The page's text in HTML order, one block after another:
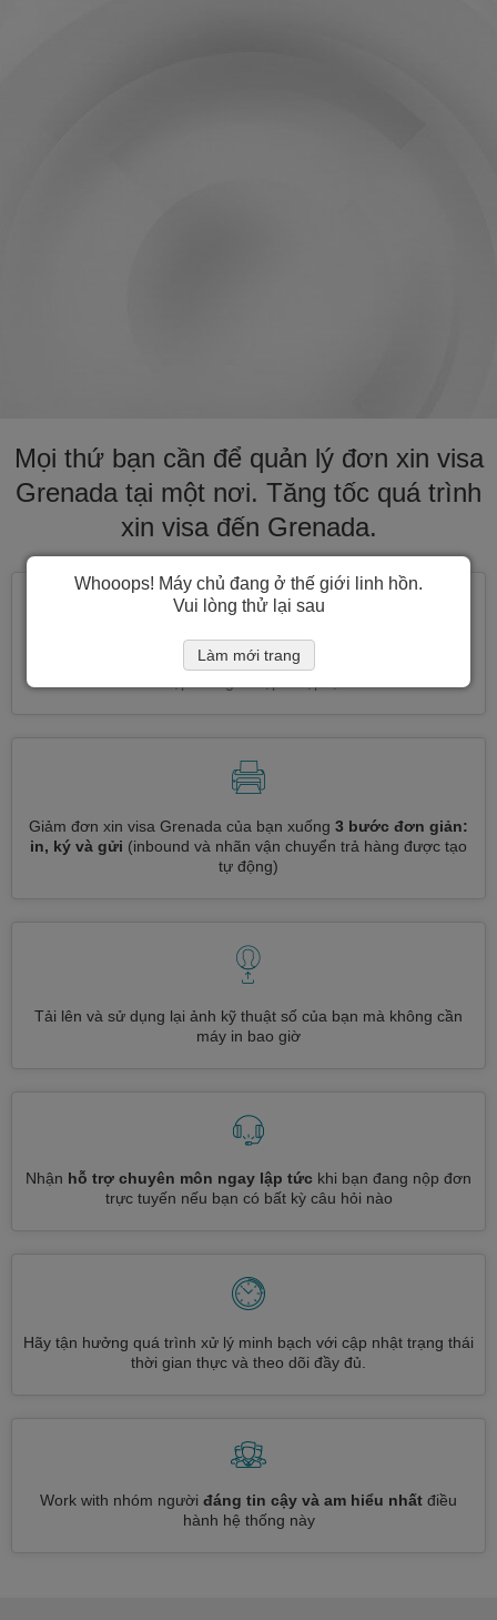
Mọi thứ bạn cần để quản lý đơn xin visa
Grenada tại một nơi. Tăng tốc quá trình
xin visa đến Grenada.
Đăng ký nhiều loại visa cùng một lúc
Giảm đơn xin visa Grenada của bạn xuống 3 bước đơn giản:
in, ký và gửi (inbound và nhãn vận chuyển trả hàng được tạo
tự động)
Tải lên và sử dụng lại ảnh kỹ thuật số của bạn mà không cần
máy in bao giờ
Nhận hỗ trợ chuyên môn ngay lập tức khi bạn đang nộp đơn
trực tuyến nếu bạn có bất kỳ câu hỏi nào
Hãy tận hưởng quá trình xử lý minh bạch với cập nhật trạng thái
thời gian thực và theo dõi đầy đủ.
Work with nhóm người đáng tin cậy và am hiểu nhất điều
hành hệ thống này
Whooops! Máy chủ đang ở thế giới linh hồn.
Vui lòng thử lại sau
Làm mới trang